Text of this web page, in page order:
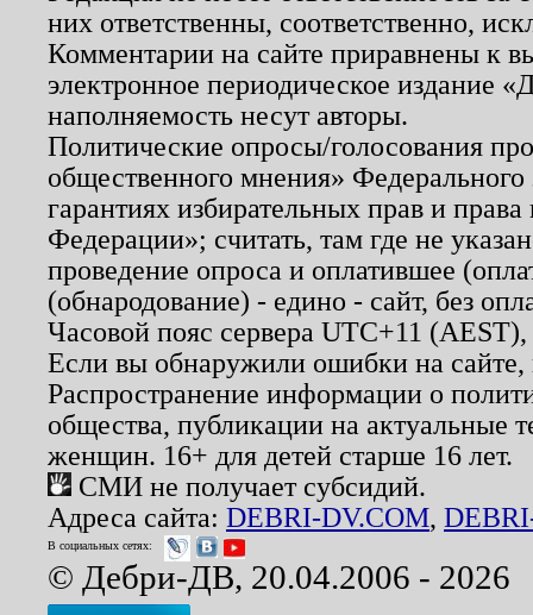
них ответственны, соответственно,
Комментарии на сайте приравнены к
электронное периодическое издание
наполняемость несут авторы.
Политические опросы/голосования
общественного мнения»
гарантиях избирательных прав и
Федерации»; считать, там где не
проведение опроса и оплатившее
(обнародование) - едино - сайт, без
Часовой пояс сервера UTC+11
Если вы обнаружили ошибки на
Распространение информации о
общества, публикации на актуальные
женщин. 16+ для детей старше 16 лет.
СМИ не получает субсидий.
Адреса сайта: DEBRI-DV.COM,
В социальных сетях:
© Дебри-ДВ, 20.04.2006 - 2026